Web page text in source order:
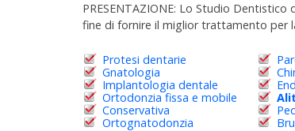
PRESENTAZIONE: Lo Studio
fine di fornire il miglior trattamento per
Protesi dentarie
Gnatologia
Implantologia dentale
Ortodonzia fissa e mobile
Conservativa
Ortognatodonzia